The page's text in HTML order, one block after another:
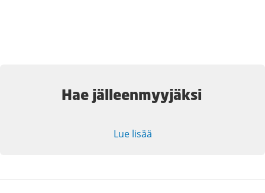
Hae jälleenmyyjäksi
Lue lisää